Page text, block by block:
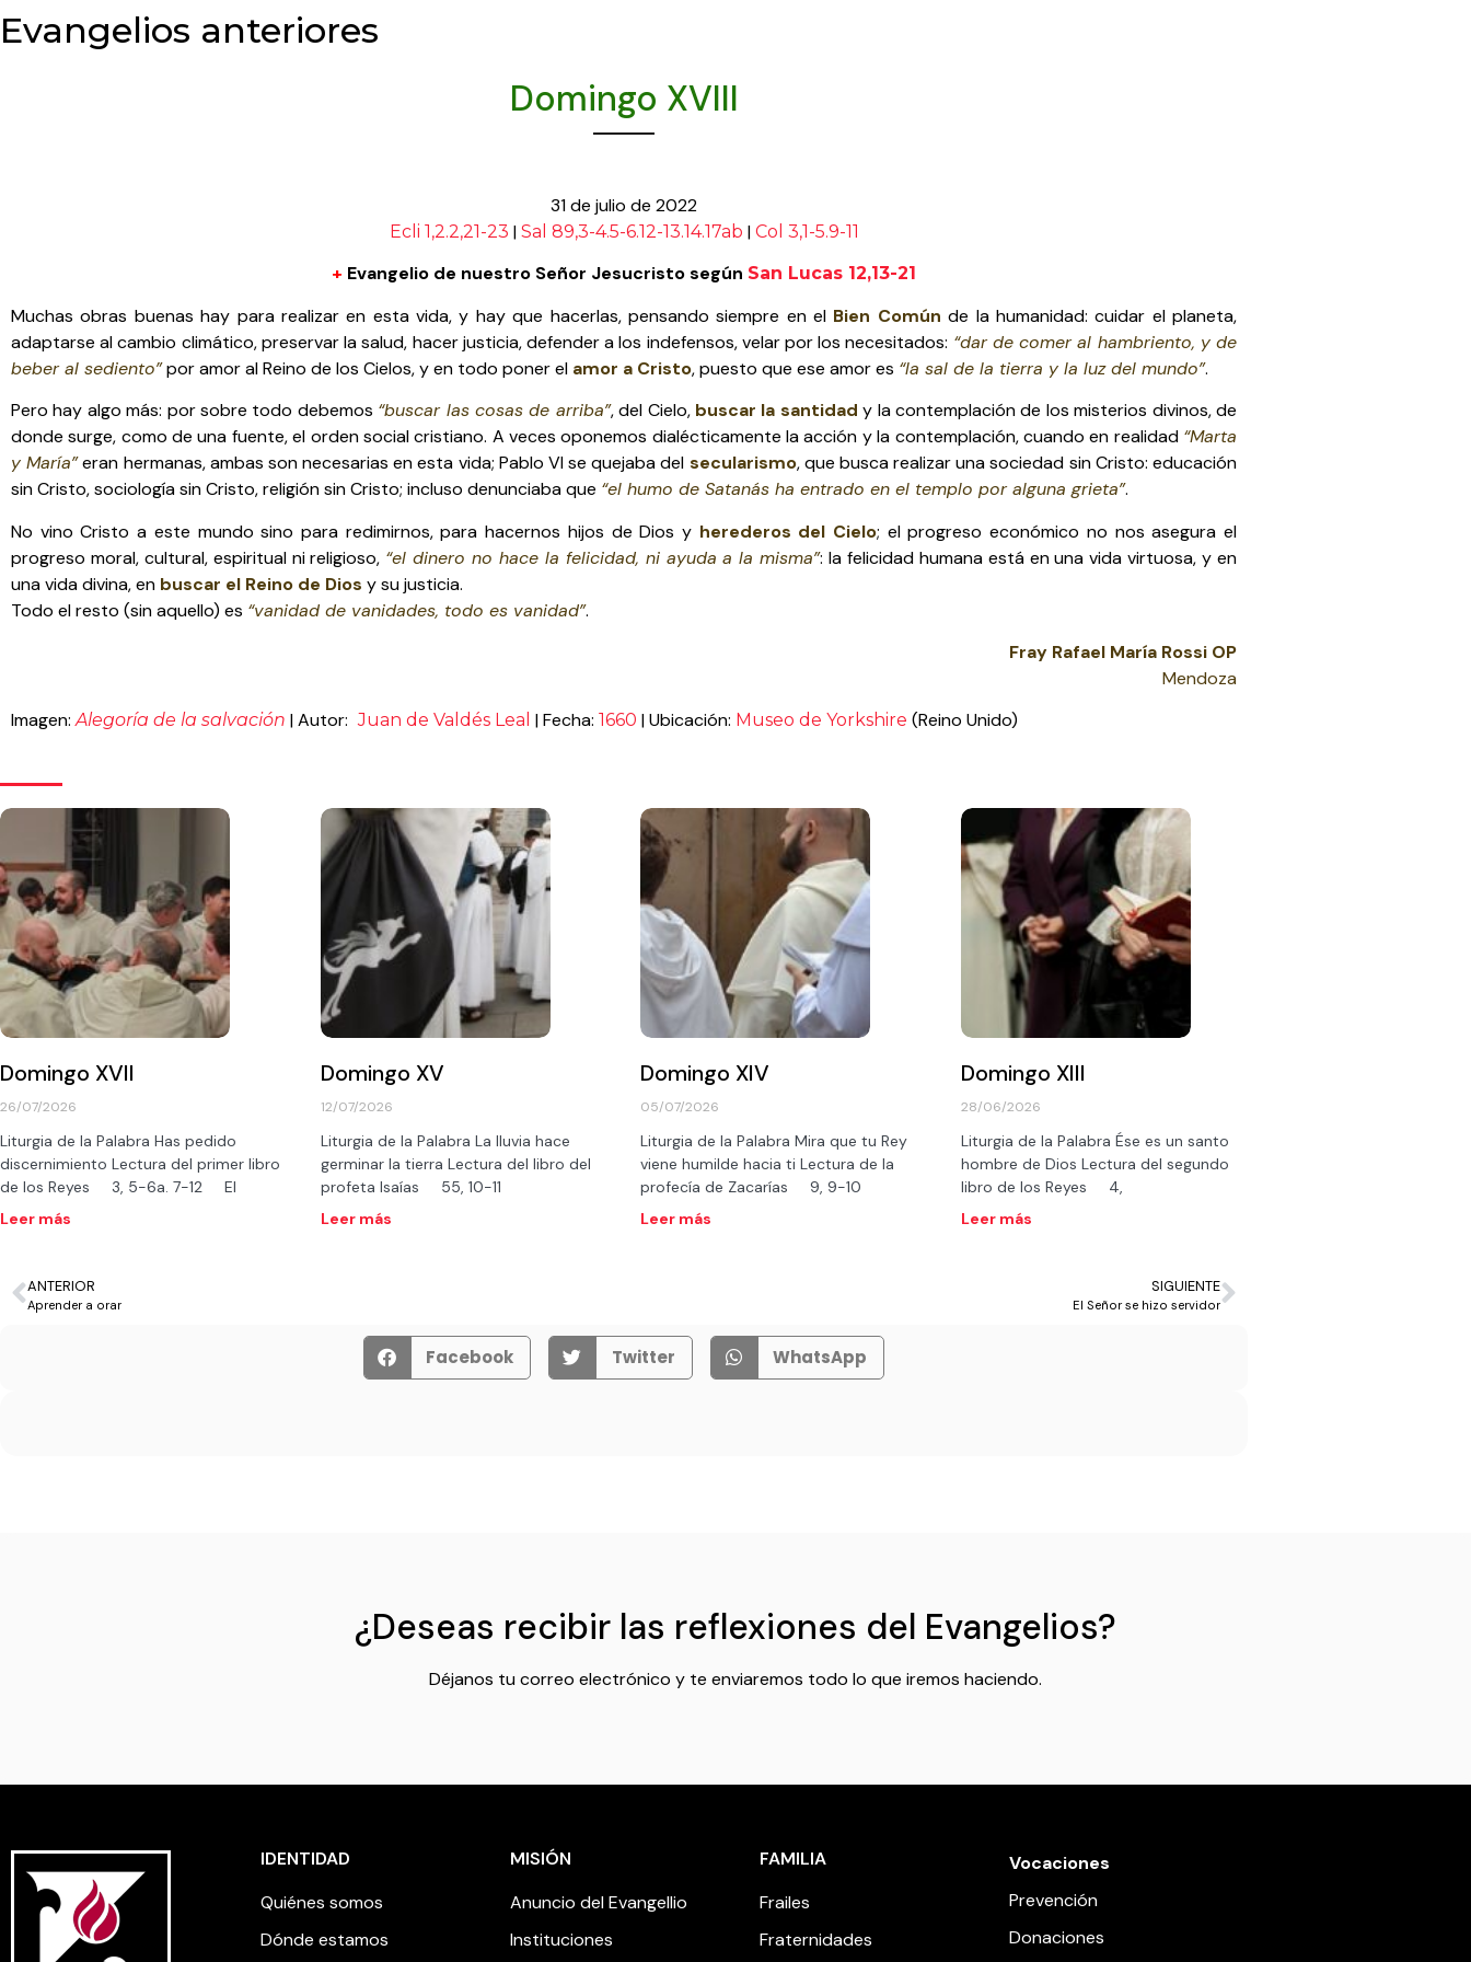
Evangelios anteriores
Domingo XVIII
31 de julio de 2022
Ecli 1,2.2,21-23 | Sal 89,3-4.5-6.12-13.14.17ab | Col 3,1-5.9-11
+ Evangelio de nuestro Señor Jesucristo según San Lucas 12,13-21
Muchas obras buenas hay para realizar en esta vida, y hay que hacerlas, pensando siempre en el Bien Común de la humanidad: cuidar el planeta,
adaptarse al cambio climático, preservar la salud, hacer justicia, defender a los indefensos, velar por los necesitados: “dar de comer al hambriento, y de
beber al sediento”por amor al Reino de los Cielos, y en todo poner el amor a Cristo, puesto que ese amor es “la sal de la tierra y la luz del mundo”.
Pero hay algo más: por sobre todo debemos “buscar las cosas de arriba”, del Cielo,buscar la santidad y la contemplación de los misterios divinos, de
donde surge, como de una fuente, el orden social cristiano. A veces oponemos dialécticamente la acción y la contemplación, cuando en realidad “Marta
y María”eran hermanas, ambas son necesarias en esta vida; Pablo VI se quejaba del secularismo, que busca realizar una sociedad sin Cristo: educación
sin Cristo, sociología sin Cristo, religión sin Cristo; incluso denunciaba que “el humo de Satanás ha entrado en el templo por alguna grieta”.
No vino Cristo a este mundo sino para redimirnos, para hacernos hijos de Dios y herederos del Cielo; el progreso económico no nos asegura el
progreso moral, cultural, espiritual ni religioso, “el dinero no hace la felicidad, ni ayuda a la misma”: la felicidad humana está en una vida virtuosa, y en
una vida divina, en buscar el Reino de Dios y su justicia.
Todo el resto (sin aquello) es “vanidad de vanidades, todo es vanidad”.
Fray Rafael María Rossi OP
Mendoza
Imagen:Alegoría de la salvación | Autor: Juan de Valdés Leal | Fecha: 1660 | Ubicación: Museo de Yorkshire (Reino Unido)
Domingo XVII
26/07/2026
Liturgia de la Palabra Has pedido
discernimiento Lectura del primer libro
de los Reyes 3, 5-6a. 7-12 El
Leer más
Domingo XV
12/07/2026
Liturgia de la Palabra La lluvia hace
germinar la tierra Lectura del libro del
profeta Isaías 55, 10-11
Leer más
Domingo XIV
05/07/2026
Liturgia de la Palabra Mira que tu Rey
viene humilde hacia ti Lectura de la
profecía de Zacarías 9, 9-10
Leer más
Domingo XIII
28/06/2026
Liturgia de la Palabra Ése es un santo
hombre de Dios Lectura del segundo
libro de los Reyes 4,
Leer más
ANTERIOR
Aprender a orar
SIGUIENTE
El Señor se hizo servidor
Facebook Twitter WhatsApp
¿Deseas recibir las reflexiones del Evangelios?
Déjanos tu correo electrónico y te enviaremos todo lo que iremos haciendo.
IDENTIDAD
Quiénes somos
Dónde estamos
MISIÓN
Anuncio del Evangellio
Instituciones
FAMILIA
Frailes
Fraternidades
Vocaciones
Prevención
Donaciones